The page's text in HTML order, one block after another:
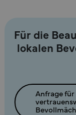
Für die
lokalen
Anfrage